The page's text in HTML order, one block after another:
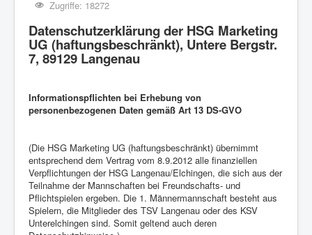
Zugriffe: 18272
Datenschutzerklärung der HSG Marketing
UG (haftungsbeschränkt), Untere Bergstr.
7, 89129 Langenau
Informationspflichten bei Erhebung von
personenbezogenen Daten gemäß Art 13 DS-GVO
(Die HSG Marketing UG (haftungsbeschränkt) übernimmt
entsprechend dem Vertrag vom 8.9.2012 alle finanziellen
Verpflichtungen der HSG Langenau/Elchingen, die sich aus der
Teilnahme der Mannschaften bei Freundschafts- und
Pflichtspielen ergeben. Die 1. Männermannschaft besteht aus
Spielern, die Mitglieder des TSV Langenau oder des KSV
Unterelchingen sind. Somit geltend auch deren